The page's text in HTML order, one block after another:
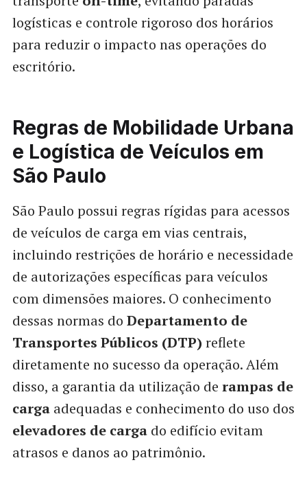
logísticas e controle rigoroso dos horários
para reduzir o impacto nas operações do
escritório.
Regras de Mobilidade Urbana
e Logística de Veículos em
São Paulo
São Paulo possui regras rígidas para acessos
de veículos de carga em vias centrais,
incluindo restrições de horário e necessidade
de autorizações específicas para veículos
com dimensões maiores. O conhecimento
dessas normas do Departamento de
Transportes Públicos (DTP) reflete
diretamente no sucesso da operação. Além
disso, a garantia da utilização de rampas de
cargaadequadas e conhecimento do uso dos
elevadores de cargado edifício evitam
atrasos e danos ao patrimônio.